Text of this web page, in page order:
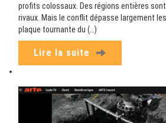
profits colossaux. Des régions entières
rivaux. Mais le conflit dépasse largement
plaque tournante du (…)
Lire la suite